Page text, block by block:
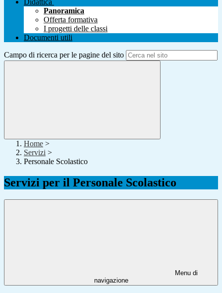
Didattica
Panoramica
Offerta formativa
I progetti delle classi
Documenti utili
Campo di ricerca per le pagine del sito
Home >
Servizi >
Personale Scolastico
Servizi per il Personale Scolastico
Menu di
navigazione